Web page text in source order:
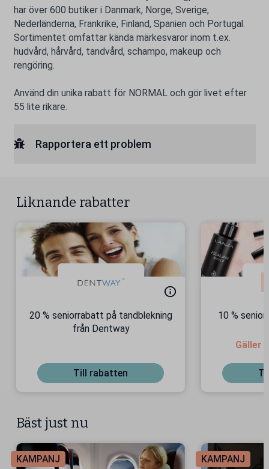
har över 600 butiker i Danmark, Norge, Sverige,
Nederländerna, Frankrike, Finland, Spanien och Portugal.
Sortimentet omfattar kända märkesvaror inom t.ex.
hudvård, hårvård, tandvård, schampo, makeup och
rengöring.
Använd din unika rabatt för NORMAL och gör livet efter
55 lite rikare.
Rapportera ett problem
Liknande rabatter
20 % seniorrabatt på tandblekning
från Dentway
Till rabatten
10 %
Gäller
Bäst just nu
KAMPANJ KAMPANJ